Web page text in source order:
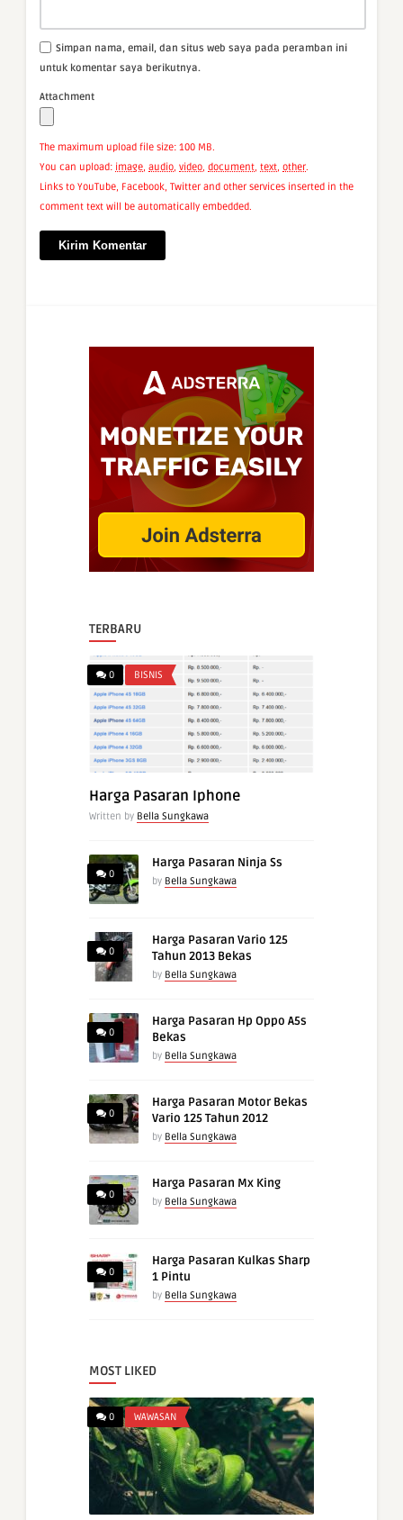
Simpan nama, email, dan situs web saya pada peramban ini
untuk komentar saya berikutnya.
Attachment
The maximum upload file size: 100 MB.
You can upload: image, audio, video, document, text, other.
Links to YouTube, Facebook, Twitter and other services inserted in the
comment text will be automatically embedded.
TERBARU
0 BISNIS
Harga Pasaran Iphone
Written by Bella Sungkawa
0
Harga Pasaran Ninja Ss
by Bella Sungkawa
0
Harga Pasaran Vario 125
Tahun 2013 Bekas
by Bella Sungkawa
0
Harga Pasaran Hp Oppo A5s
Bekas
by Bella Sungkawa
0
Harga Pasaran Motor Bekas
Vario 125 Tahun 2012
by Bella Sungkawa
0
Harga Pasaran Mx King
by Bella Sungkawa
0
Harga Pasaran Kulkas Sharp
1 Pintu
by Bella Sungkawa
MOST LIKED
0 WAWASAN